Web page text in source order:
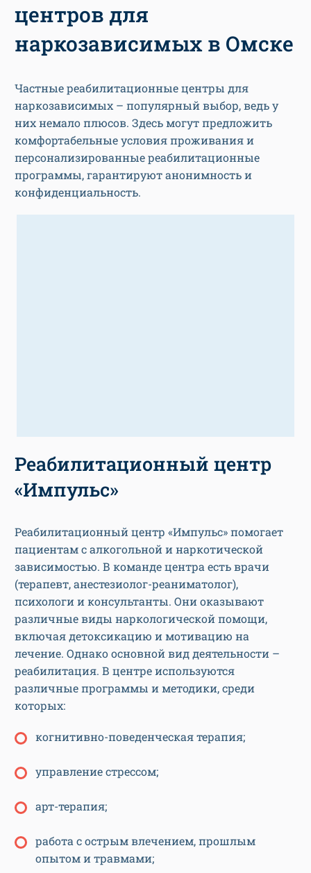
центров для
наркозависимых в Омске
Частные реабилитационные центры для
наркозависимых – популярный выбор, ведь у
них немало плюсов. Здесь могут предложить
комфортабельные условия проживания и
персонализированные реабилитационные
программы, гарантируют анонимность и
конфиденциальность.
Реабилитационный центр
«Импульс»
Реабилитационный центр «Импульс» помогает
пациентам с алкогольной и наркотической
зависимостью. В команде центра есть врачи
(терапевт, анестезиолог-реаниматолог),
психологи и консультанты. Они оказывают
различные виды наркологической помощи,
включая детоксикацию и мотивацию на
лечение. Однако основной вид деятельности –
реабилитация. В центре используются
различные программы и методики, среди
которых:
когнитивно-поведенческая терапия;
управление стрессом;
арт-терапия;
работа с острым влечением, прошлым
опытом и травмами;